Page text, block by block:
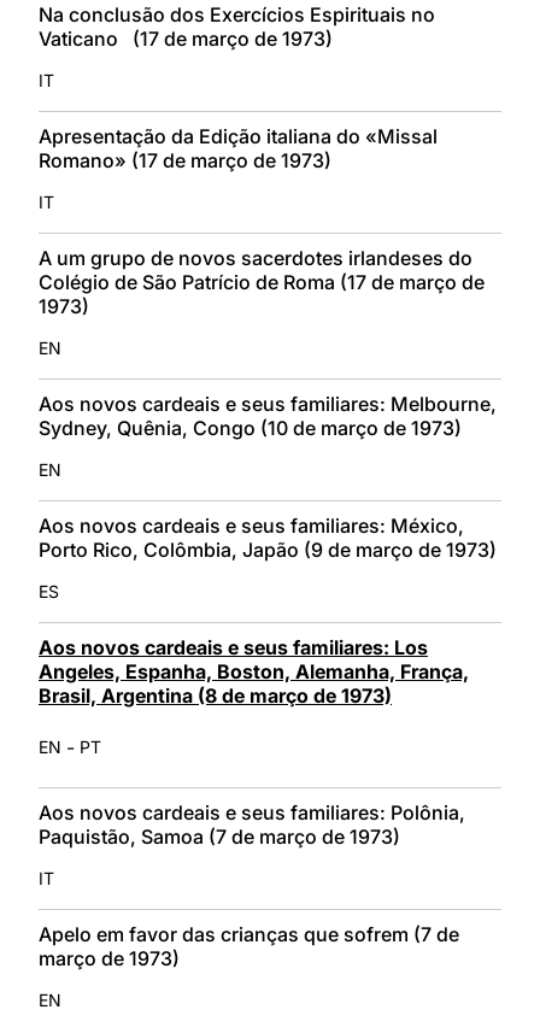
Na conclusão dos Exercícios Espirituais no
Vaticano (17 de março de 1973)
IT
Apresentação da Edição italiana do «Missal
Romano» (17 de março de 1973)
IT
A um grupo de novos sacerdotes irlandeses do
Colégio de São Patrício de Roma (17 de março de
1973)
EN
Aos novos cardeais e seus familiares: Melbourne,
Sydney, Quênia, Congo (10 de março de 1973)
EN
Aos novos cardeais e seus familiares: México,
Porto Rico, Colômbia, Japão (9 de março de 1973)
ES
Aos novos cardeais e seus familiares: Los
Angeles, Espanha, Boston, Alemanha, França,
Brasil, Argentina (8 de março de 1973)
EN - PT
Aos novos cardeais e seus familiares: Polônia,
Paquistão, Samoa (7 de março de 1973)
IT
Apelo em favor das crianças que sofrem (7 de
março de 1973)
EN